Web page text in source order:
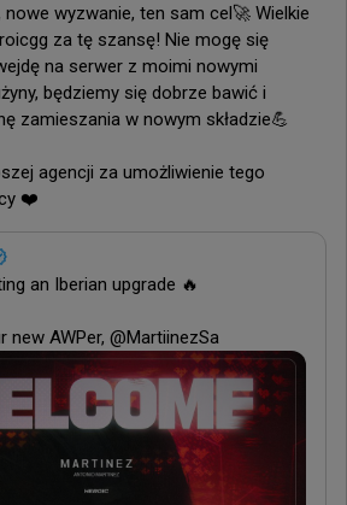
nowe wyzwanie, ten sam cel🚀 Wielkie
za tę szansę! Nie mogę się
na serwer z moimi nowymi
będziemy się dobrze bawić i
zamieszania w nowym składzie💪
agencji za umożliwienie tego
❤️
an Iberian upgrade 🔥
new AWPer, @MartiinezSa